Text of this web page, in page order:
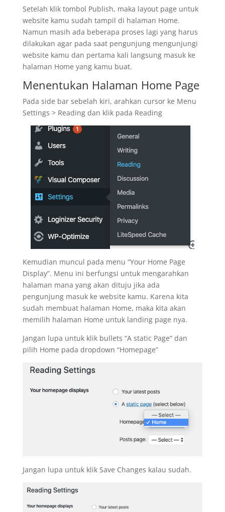
Setelah klik tombol Publish, maka layout page untuk
website kamu sudah tampil di halaman Home.
Namun masih ada beberapa proses lagi yang harus
dilakukan agar pada saat pengunjung mengunjungi
website kamu dan pertama kali langsung masuk ke
halaman Home yang kamu buat.
Menentukan Halaman Home Page
Pada side bar sebelah kiri, arahkan cursor ke Menu
Settings > Reading dan klik pada Reading
Kemudian muncul pada menu “Your Home Page
Display”. Menu ini berfungsi untuk mengarahkan
halaman mana yang akan dituju jika ada
pengunjung masuk ke website kamu. Karena kita
sudah membuat halaman Home, maka kita akan
memilih halaman Home untuk landing page nya.
Jangan lupa untuk klik bullets “A static Page” dan
pilih Home pada dropdown “Homepage”
Jangan lupa untuk klik Save Changes kalau sudah.